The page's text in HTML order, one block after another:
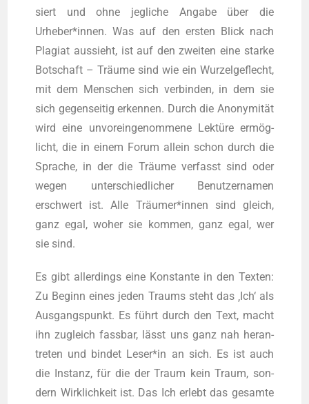
siert und ohne jeg­li­che Anga­be über die
Urheber*innen. Was auf den ers­ten Blick nach
Pla­gi­at aus­sieht, ist auf den zwei­ten eine star­ke
Bot­schaft – Träu­me sind wie ein Wur­zel­ge­flecht,
mit dem Men­schen sich ver­bin­den, in dem sie
sich gegen­sei­tig erken­nen. Durch die Anony­mi­tät
wird eine unvor­ein­ge­nom­me­ne Lek­tü­re ermög­
licht, die in einem Forum allein schon durch die
Spra­che, in der die Träu­me ver­fasst sind oder
wegen unter­schied­li­cher Benut­zer­na­men
erschwert ist. Alle Träumer*innen sind gleich,
ganz egal, woher sie kom­men, ganz egal, wer
sie sind.
Es gibt aller­dings eine Kon­stan­te in den Tex­ten:
Zu Beginn eines jeden Traums steht das ‚Ich‘ als
Aus­gangs­punkt. Es führt durch den Text, macht
ihn zugleich fass­bar, lässt uns ganz nah her­an­
tre­ten und bin­det Leser*in an sich. Es ist auch
die Instanz, für die der Traum kein Traum, son­
dern Wirk­lich­keit ist. Das Ich erlebt das gesam­te